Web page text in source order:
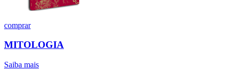
comprar
MITOLOGIA
Saiba mais